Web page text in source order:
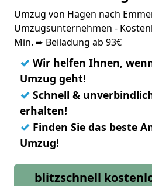
Umzug von Hagen nach
Umzugsunternehmen -
Min. ➨ Beiladung ab 93€
✓ Wir helfen Ihnen,
Umzug geht!
✓ Schnell &
erhalten!
✓ Finden Sie das beste
Umzug!
blitzschnell